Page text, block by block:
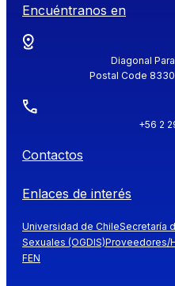
Encuéntranos en
Diagonal
Postal Code
+56 2
Contactos
Enlaces de interés
Universidad de ChileSecretaría
Sexuales (OGDIS)Proveedores/
FEN